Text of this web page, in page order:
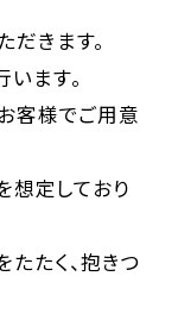
きます。
ます。
客様でご用意
定しており
たく、抱きつ